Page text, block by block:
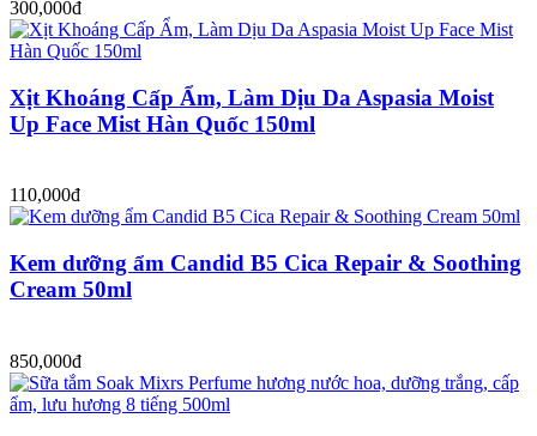
300,000đ
Xịt Khoáng Cấp Ẩm, Làm Dịu Da Aspasia Moist
Up Face Mist Hàn Quốc 150ml
110,000đ
Kem dưỡng ẩm Candid B5 Cica Repair & Soothing
Cream 50ml
850,000đ